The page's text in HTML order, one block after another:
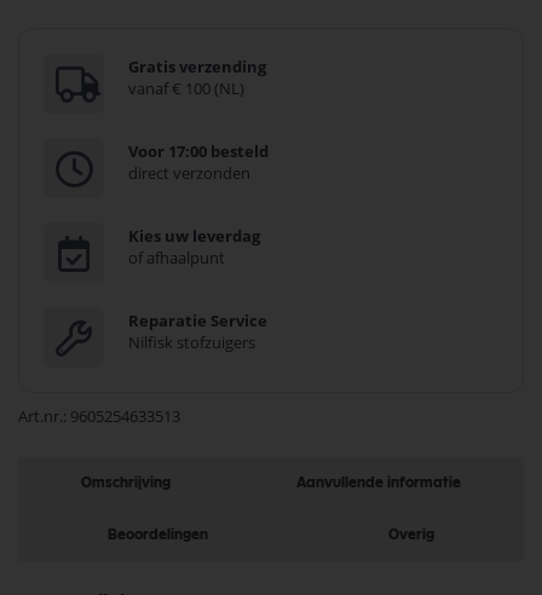
Gratis verzending
vanaf € 100 (NL)
Voor 17:00 besteld
direct verzonden
Kies uw leverdag
of afhaalpunt
Reparatie Service
Nilfisk stofzuigers
Art.nr. 9605254633513
Omschrijving Aanvullende informatie
Beoordelingen Overig